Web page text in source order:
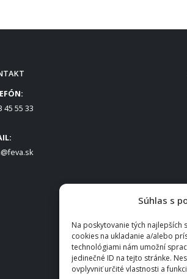
Súhlas s
Na poskytovanie tých
cookies na ukladanie a/alebo
technológiami nám umožní
jedinečné ID na tejto stránke.
ovplyvniť určité vlastnosti a
45 55 33